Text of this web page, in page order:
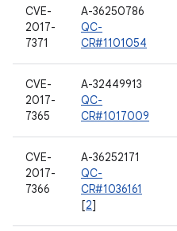
CVE-
2017-
7371
A-36250786
QC-
CR#1101054
CVE-
2017-
7365
A-32449913
QC-
CR#1017009
CVE-
2017-
7366
A-36252171
QC-
CR#1036161
[2]